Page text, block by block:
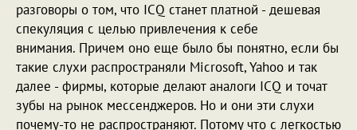
разговоры о том, что ICQ станет платной - дешевая
спекуляция с целью привлечения к себе
внимания. Причем оно еще было бы понятно, если бы
такие слухи распространяли Microsoft, Yahoo и так
далее - фирмы, которые делают аналоги ICQ и точат
зубы на рынок мессенджеров. Но и они эти слухи
почему-то не распространяют. Потому что с легкостью